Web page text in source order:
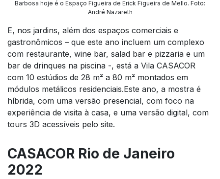
Barbosa hoje é o Espaço Figueira de Erick Figueira de Mello. Foto:
André Nazareth
E, nos jardins, além dos espaços comerciais e
gastronômicos – que este ano incluem um complexo
com restaurante, wine bar, salad bar e pizzaria e um
bar de drinques na piscina -, está a Vila CASACOR
com 10 estúdios de 28 m² a 80 m² montados em
módulos metálicos residenciais.Este ano, a mostra é
híbrida, com uma versão presencial, com foco na
experiência de visita à casa, e uma versão digital, com
tours 3D acessíveis pelo site.
CASACOR Rio de Janeiro
2022